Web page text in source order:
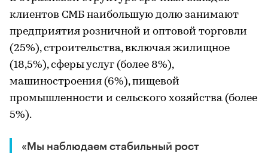
клиентов СМБ наибольшую долю занимают
предприятия розничной и оптовой торговли
(25%), строительства, включая жилищное
(18,5%), сферы услуг (более 8%),
машиностроения (6%), пищевой
промышленности и сельского хозяйства (более
5%).
«Мы наблюдаем стабильный рост